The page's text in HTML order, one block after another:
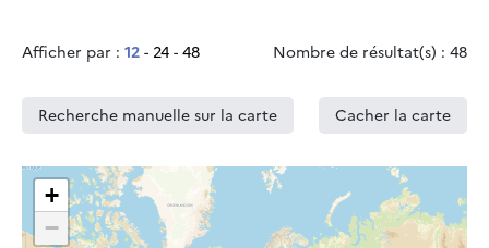
Afficher par : 12 - 24 - 48 Nombre de résultat(s) : 48
Recherche manuelle sur la carte Cacher la carte
+
−